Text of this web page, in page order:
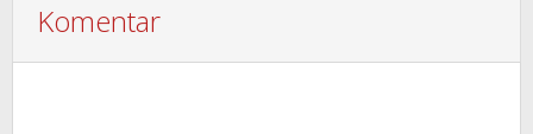
Komentar